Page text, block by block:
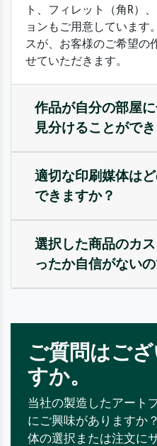
ト、フィレット（角R）
ョンもご用意しています
スが、お客様のご希望の
せていただきます。
作品が自分の部屋
見分けることがで
適切な印刷媒体は
できますか？
選択した商品のカ
ったか自信がないの
ご質問はござ
すか。
当社の製造したアート
にご興味がありますか
体の選択または注文に